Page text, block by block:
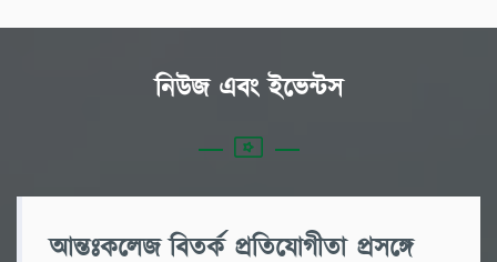
নিউজ এবং ইভেন্টস
আন্তঃকলেজ বিতর্ক প্রতিযোগীতা প্রসঙ্গে